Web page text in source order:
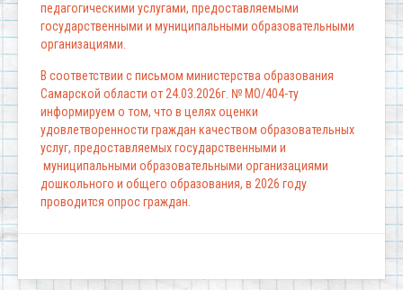
педагогическими услугами, предоставляемыми
государственными и муниципальными образовательными
организациями.
В соответствии с письмом министерства образования
Самарской области от 24.03.2026г. № МО/404-ту
информируем о том, что в целях оценки
удовлетворенности граждан качеством образовательных
услуг, предоставляемых государственными и
муниципальными образовательными организациями
дошкольного и общего образования, в 2026 году
проводится опрос граждан.